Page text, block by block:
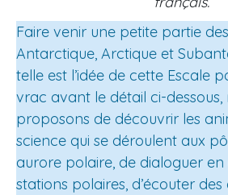
Faire venir une petite partie
Antarctique, Arctique et
telle est l’idée de cette Escale
vrac avant le détail ci-dessous,
proposons de découvrir les
science qui se déroulent aux
aurore polaire, de dialoguer
stations polaires, d’écouter